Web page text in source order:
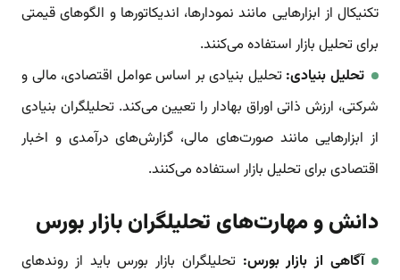
تکنیکال از ابزارهایی مانند نمودارها، اندیکاتورها و الگوهای قیمتی
برای تحلیل بازار استفاده می‌کنند.
تحلیل بنیادی: تحلیل بنیادی بر اساس عوامل اقتصادی، مالی و
شرکتی، ارزش ذاتی اوراق بهادار را تعیین می‌کند. تحلیلگران بنیادی
از ابزارهایی مانند صورت‌های مالی، گزارش‌های درآمدی و اخبار
اقتصادی برای تحلیل بازار استفاده می‌کنند.
دانش و مهارت‌های تحلیلگران بازار بورس
آگاهی از بازار بورس: تحلیلگران بازار بورس باید از روندهای